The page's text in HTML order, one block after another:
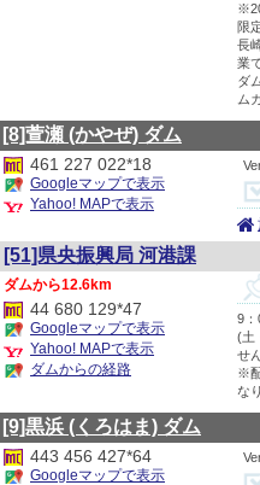
限
長
業
ダ
ム
[8]萱瀬 (かやぜ) ダム
461 227 022*18
Googleマップで表示
Yahoo! MAPで表示
[51]県央振興局 河港課
9：
(土
せ
※
な
12.6km
44 680 129*47
Googleマップで表示
Yahoo! MAPで表示
ダムからの経路
[9]黒浜 (くろはま) ダム
443 456 427*64
Googleマップで表示